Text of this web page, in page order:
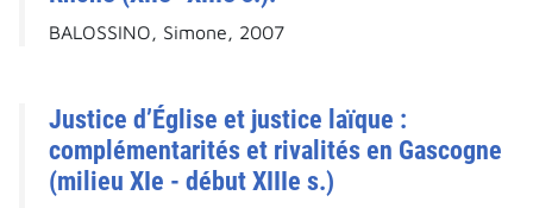
BALOSSINO, Simone, 2007
Justice d’Église et justice laïque :
complémentarités et rivalités en Gascogne
(milieu XIe - début XIIIe s.)